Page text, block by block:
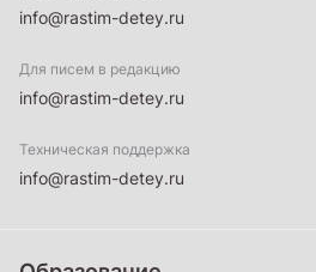
info@rastim-detey.ru
Для писем в редакцию
info@rastim-detey.ru
Техническая поддержка
info@rastim-detey.ru